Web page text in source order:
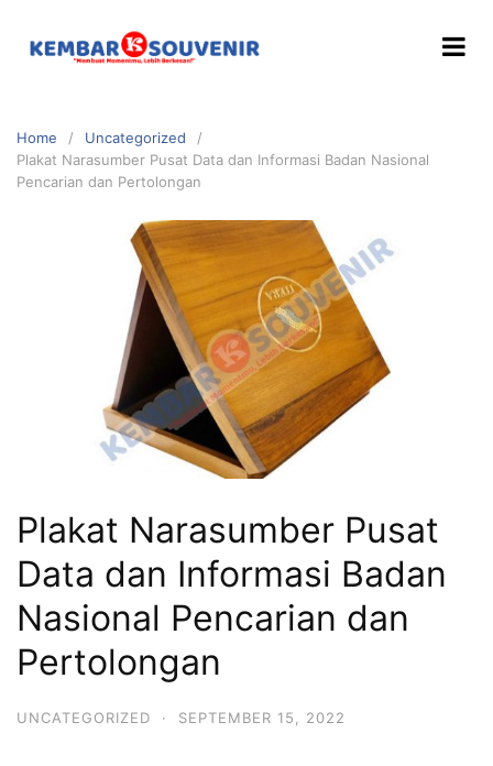
Home
Uncategorized
Plakat Narasumber Pusat Data dan Informasi Badan Nasional
Pencarian dan Pertolongan
Plakat Narasumber Pusat
Data dan Informasi Badan
Nasional Pencarian dan
Pertolongan
UNCATEGORIZED · SEPTEMBER 15, 2022